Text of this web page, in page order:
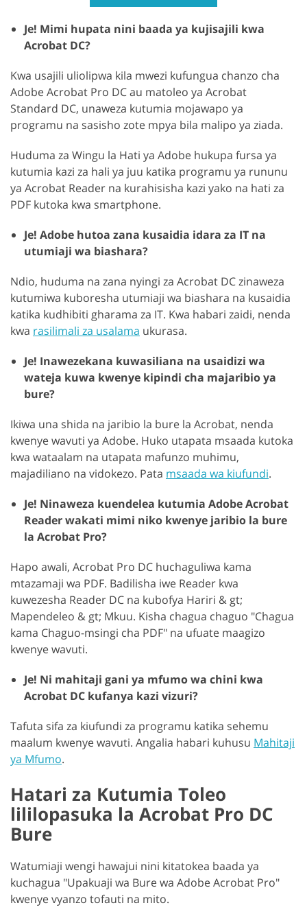
Je! Mimi hupata nini baada ya kujisajili kwa
Acrobat DC?
Kwa usajili uliolipwa kila mwezi kufungua chanzo cha
Adobe Acrobat Pro DC au matoleo ya Acrobat
Standard DC, unaweza kutumia mojawapo ya
programu na sasisho zote mpya bila malipo ya ziada.
Huduma za Wingu la Hati ya Adobe hukupa fursa ya
kutumia kazi za hali ya juu katika programu ya rununu
ya Acrobat Reader na kurahisisha kazi yako na hati za
PDF kutoka kwa smartphone.
Je! Adobe hutoa zana kusaidia idara za IT na
utumiaji wa biashara?
Ndio, huduma na zana nyingi za Acrobat DC zinaweza
kutumiwa kuboresha utumiaji wa biashara na kusaidia
katika kudhibiti gharama za IT. Kwa habari zaidi, nenda
kwa rasilimali za usalama ukurasa.
Je! Inawezekana kuwasiliana na usaidizi wa
wateja kuwa kwenye kipindi cha majaribio ya
bure?
Ikiwa una shida na jaribio la bure la Acrobat, nenda
kwenye wavuti ya Adobe. Huko utapata msaada kutoka
kwa wataalam na utapata mafunzo muhimu,
majadiliano na vidokezo. Pata msaada wa kiufundi.
Je! Ninaweza kuendelea kutumia Adobe Acrobat
Reader wakati mimi niko kwenye jaribio la bure
la Acrobat Pro?
Hapo awali, Acrobat Pro DC huchaguliwa kama
mtazamaji wa PDF. Badilisha iwe Reader kwa
kuwezesha Reader DC na kubofya Hariri & gt;
Mapendeleo & gt; Mkuu. Kisha chagua chaguo "Chagua
kama Chaguo-msingi cha PDF" na ufuate maagizo
kwenye wavuti.
Je! Ni mahitaji gani ya mfumo wa chini kwa
Acrobat DC kufanya kazi vizuri?
Tafuta sifa za kiufundi za programu katika sehemu
maalum kwenye wavuti. Angalia habari kuhusu Mahitaji
ya Mfumo.
Hatari za Kutumia Toleo
lililopasuka la Acrobat Pro DC
Bure
Watumiaji wengi hawajui nini kitatokea baada ya
kuchagua "Upakuaji wa Bure wa Adobe Acrobat Pro"
kwenye vyanzo tofauti na mito.